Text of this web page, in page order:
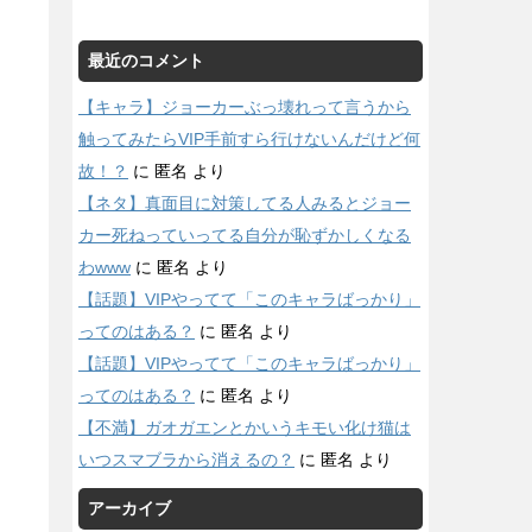
最近のコメント
【キャラ】ジョーカーぶっ壊れって言うから
触ってみたらVIP手前すら行けないんだけど何
故！？ に 匿名 より
【ネタ】真面目に対策してる人みるとジョー
カー死ねっていってる自分が恥ずかしくなる
わwww に 匿名 より
【話題】VIPやってて「このキャラばっかり」
ってのはある？ に 匿名 より
【話題】VIPやってて「このキャラばっかり」
ってのはある？ に 匿名 より
【不満】ガオガエンとかいうキモい化け猫は
いつスマブラから消えるの？ に 匿名 より
アーカイブ